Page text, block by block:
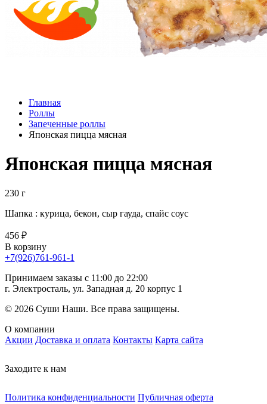
Главная
Роллы
Запеченные роллы
Японская пицца мясная
Японская пицца мясная
230 г
Шапка : курица, бекон, сыр гауда, спайс соус
456 ₽
В корзину
+7(926)761-961-1
Принимаем заказы с 11:00 до 22:00
г. Электросталь, ул. Западная д. 20 корпус 1
© 2026 Суши Наши. Все права защищены.
О компании
Акции Доставка и оплата Контакты Карта сайта
Заходите к нам
Политика конфиденциальности Публичная оферта